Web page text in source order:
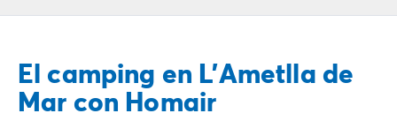
Camping Tarragona
Camping Comunidad Valenciana
Camping Costa Blanca
El camping en L’Ametlla de
Mar con Homair